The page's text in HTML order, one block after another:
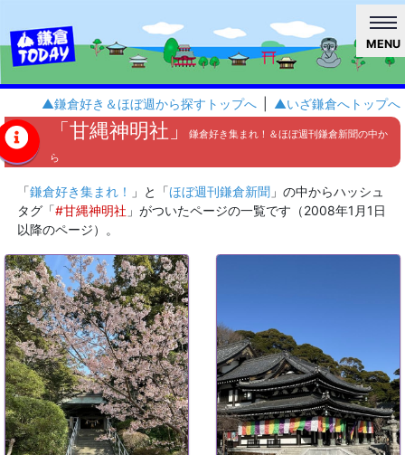
MENU
▲鎌倉好き＆ほぼ週から探すトップへ ▲いざ鎌倉へトップへ
「甘縄神明社」
鎌倉好き集まれ！＆ほぼ週刊鎌倉新聞の中か
ら
「鎌倉好き集まれ！ 」と「ほぼ週刊鎌倉新聞 」の中からハッシュ
タグ「#甘縄神明社 」がついたページの一覧です（2008年1月1日
以降のページ）。